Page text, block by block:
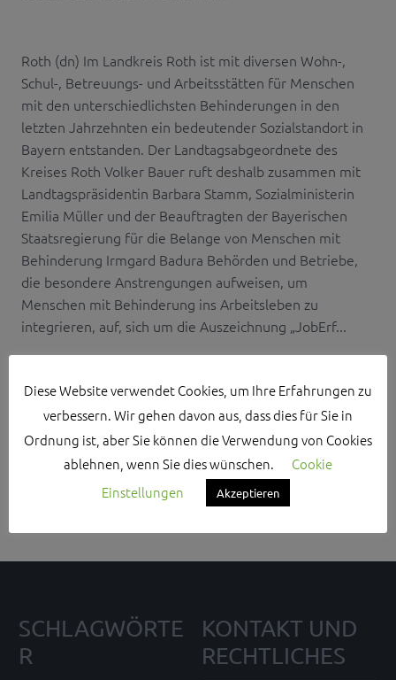
Roth (dn) Im Landkreis Roth ist mit diversen Wohn-,
Schul-, Betreuungs- und Arbeitsstätten für Menschen
mit den unterschiedlichsten Behinderungen in den
letzten Jahrzehnten ein bedeutender Sozialstandort in
Bayern entstanden. Der Landtagsabgeordnete des
Kreises Roth Volker Bauer ruft deshalb zusammen mit
Landtagspräsidentin Barbara Stamm, Sozialministerin
Emilia Müller und der Beauftragten der Bayerischen
Staatsregierung für die Belange von Menschen mit
Behinderung Irmgard Badura Behörden und Betriebe,
die besondere Anstrengungen aufweisen, um
Menschen mit Behinderung ins Arbeitsleben zu
integrieren, auf, sich um die Auszeichnung „JobErf...
Search Sidebar Widget Area
Please login and add some widgets to this widget area.
SCHLAGWÖRTE
R
KONTAKT UND
RECHTLICHES
Diese Website verwendet Cookies, um Ihre Erfahrungen zu
verbessern. Wir gehen davon aus, dass dies für Sie in
Ordnung ist, aber Sie können die Verwendung von Cookies
ablehnen, wenn Sie dies wünschen.
Cookie
Einstellungen
Akzeptieren